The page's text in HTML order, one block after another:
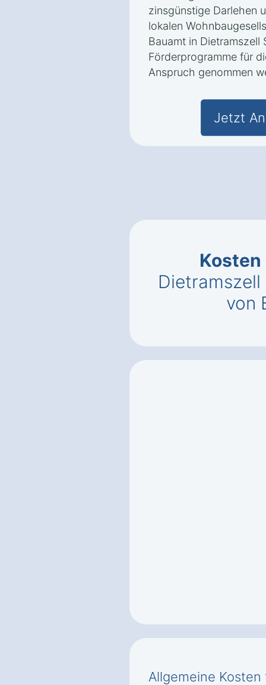
zinsgünstige Darlehen
lokalen
Bauamt in
Förderprogramme für
Anspruch genommen
Jetzt
Kosten
von
Allgemeine